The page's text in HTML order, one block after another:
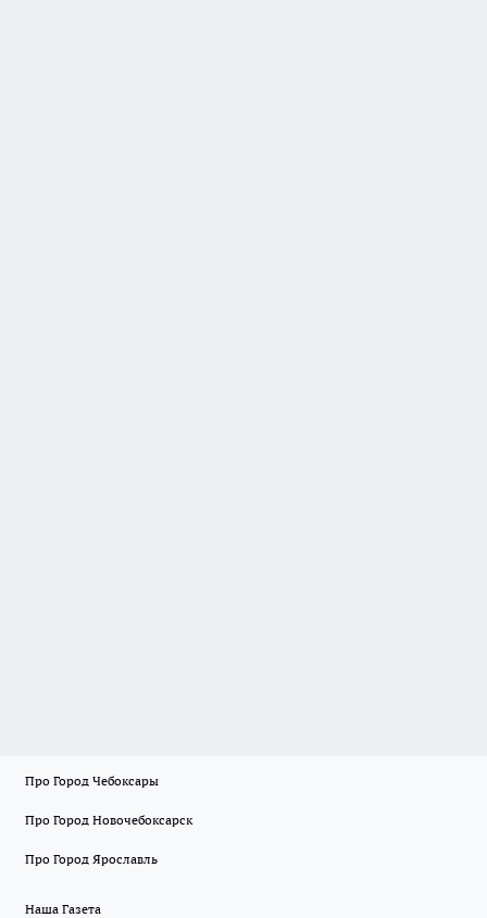
Про Город Чебоксары
Про Город Новочебоксарск
Про Город Ярославль
Наша Газета